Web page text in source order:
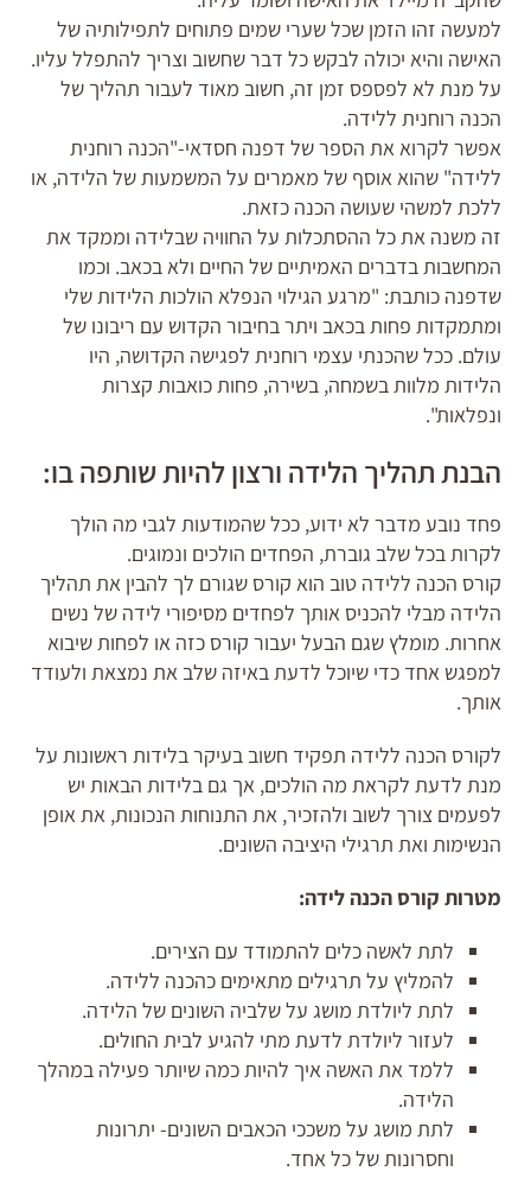
למעשה זהו הזמן שכל שערי שמים פתוחים לתפילותיה של
האישה והיא יכולה לבקש כל דבר שחשוב וצריך להתפלל עליו.
על מנת לא לפספס זמן זה, חשוב מאוד לעבור תהליך של
הכנה רוחנית ללידה.
אפשר לקרוא את הספר של דפנה חסדאי-"הכנה רוחנית
ללידה" שהוא אוסף של מאמרים על המשמעות של הלידה, או
ללכת למשהי שעושה הכנה כזאת.
זה משנה את כל ההסתכלות על החוויה שבלידה וממקד את
המחשבות בדברים האמיתיים של החיים ולא בכאב. וכמו
שדפנה כותבת: "מרגע הגילוי הנפלא הולכות הלידות שלי
ומתמקדות פחות בכאב ויתר בחיבור הקדוש עם ריבונו של
עולם. ככל שהכנתי עצמי רוחנית לפגישה הקדושה, היו
הלידות מלוות בשמחה, בשירה, פחות כואבות קצרות
ונפלאות".
הבנת תהליך הלידה ורצון להיות שותפה בו:
פחד נובע מדבר לא ידוע, ככל שהמודעות לגבי מה הולך
לקרות בכל שלב גוברת, הפחדים הולכים ונמוגים.
קורס הכנה ללידה טוב הוא קורס שגורם לך להבין את תהליך
הלידה מבלי להכניס אותך לפחדים מסיפורי לידה של נשים
אחרות. מומלץ שגם הבעל יעבור קורס כזה או לפחות שיבוא
למפגש אחד כדי שיוכל לדעת באיזה שלב את נמצאת ולעודד
אותך.
לקורס הכנה ללידה תפקיד חשוב בעיקר בלידות ראשונות על
מנת לדעת לקראת מה הולכים, אך גם בלידות הבאות יש
לפעמים צורך לשוב ולהזכיר, את התנוחות הנכונות, את אופן
הנשימות ואת תרגילי היציבה השונים.
מטרות קורס הכנה לידה:
לתת לאשה כלים להתמודד עם הצירים.
להמליץ על תרגילים מתאימים כהכנה ללידה.
לתת ליולדת מושג על שלביה השונים של הלידה.
לעזור ליולדת לדעת מתי להגיע לבית החולים.
ללמד את האשה איך להיות כמה שיותר פעילה במהלך
הלידה.
לתת מושג על משככי הכאבים השונים- יתרונות
וחסרונות של כל אחד.